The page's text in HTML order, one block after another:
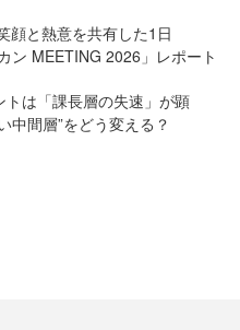
顔と熱意を共有した1日
MEETING 2026」レポート
は「課長層の失速」が顕
間層”をどう変える？